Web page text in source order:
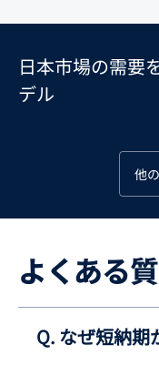
日本市場の需要
デル
他
よくある
Q. なぜ短納期